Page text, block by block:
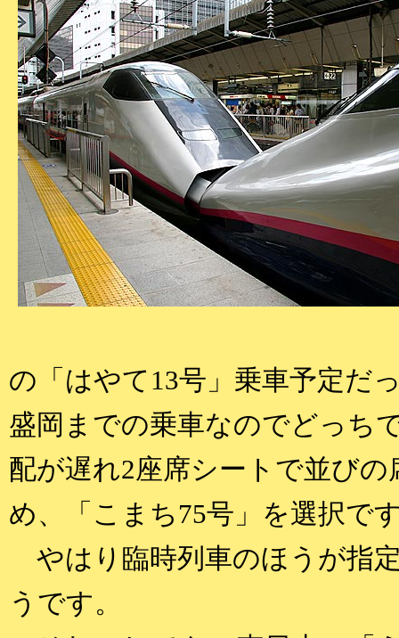
の「はやて13号」乗車予定だ
盛岡までの乗車なのでどっち
配が遅れ2座席シートで並び
め、「こまち75号」を選択で
やはり臨時列車のほうが指
うです。